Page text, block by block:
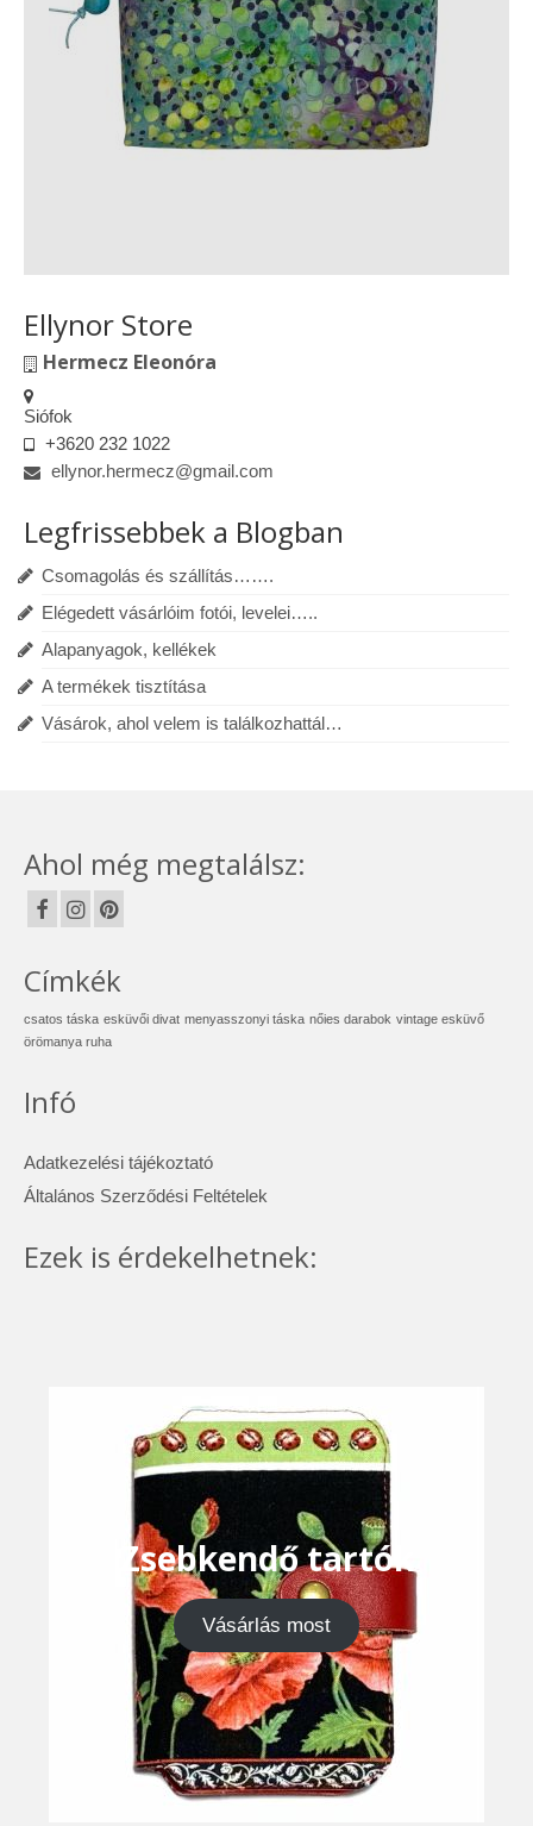
Ellynor Store
Hermecz Eleonóra
Siófok
+3620 232 1022
ellynor.hermecz@gmail.com
Legfrissebbek a Blogban
Csomagolás és szállítás…….
Elégedett vásárlóim fotói, levelei…..
Alapanyagok, kellékek
A termékek tisztítása
Vásárok, ahol velem is találkozhattál…
Ahol még megtalálsz:
Címkék
csatos táska esküvői divat menyasszonyi táska nőies darabok vintage esküvő
örömanya ruha
Infó
Adatkezelési tájékoztató
Általános Szerződési Feltételek
Ezek is érdekelhetnek:
Zsebkendő tartók
Vásárlás most